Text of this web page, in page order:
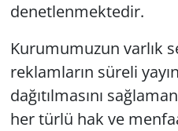
denetlenmektedir.
Kurumumuzun varlık
reklamların süreli
dağıtılmasını
her türlü hak ve